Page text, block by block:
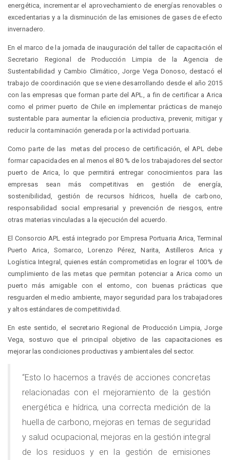
energética, incrementar el aprovechamiento de energías renovables o
excedentarias y a la disminución de las emisiones de gases de efecto
invernadero.
En el marco de la jornada de inauguración del taller de capacitación el
Secretario Regional de Producción Limpia de la Agencia de
Sustentabilidad y Cambio Climático, Jorge Vega Donoso, destacó el
trabajo de coordinación que se viene desarrollando desde el año 2015
con las empresas que forman parte del APL, a fin de certificar a Arica
como el primer puerto de Chile en implementar prácticas de manejo
sustentable para aumentar la eficiencia productiva, prevenir, mitigar y
reducir la contaminación generada por la actividad portuaria.
Como parte de las metas del proceso de certificación, el APL debe
formar capacidades en al menos el 80 % de los trabajadores del sector
puerto de Arica, lo que permitirá entregar conocimientos para las
empresas sean más competitivas en gestión de energía,
sostenibilidad, gestión de recursos hídricos, huella de carbono,
responsabilidad social empresarial y prevención de riesgos, entre
otras materias vinculadas a la ejecución del acuerdo.
El Consorcio APL está integrado por Empresa Portuaria Arica, Terminal
Puerto Arica, Somarco, Lorenzo Pérez, Narita, Astilleros Arica y
Logística Integral, quienes están comprometidas en lograr el 100% de
cumplimiento de las metas que permitan potenciar a Arica como un
puerto más amigable con el entorno, con buenas prácticas que
resguarden el medio ambiente, mayor seguridad para los trabajadores
y altos estándares de competitividad.
En este sentido, el secretario Regional de Producción Limpia, Jorge
Vega, sostuvo que el principal objetivo de las capacitaciones es
mejorar las condiciones productivas y ambientales del sector.
“Esto lo hacemos a través de acciones concretas
relacionadas con el mejoramiento de la gestión
energética e hídrica, una correcta medición de la
huella de carbono, mejoras en temas de seguridad
y salud ocupacional, mejoras en la gestión integral
de los residuos y en la gestión de emisiones